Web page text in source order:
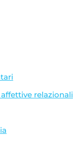
relazionali